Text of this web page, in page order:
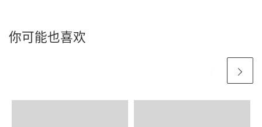
你可能也喜欢